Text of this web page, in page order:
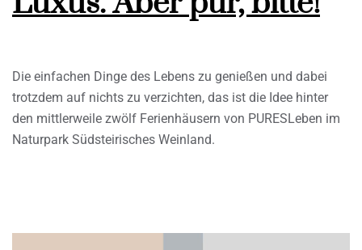
Die einfachen Dinge des Lebens zu genießen und dabei
trotzdem auf nichts zu verzichten, das ist die Idee hinter
den mittlerweile zwölf Ferienhäusern von PURESLeben im
Naturpark Südsteirisches Weinland.